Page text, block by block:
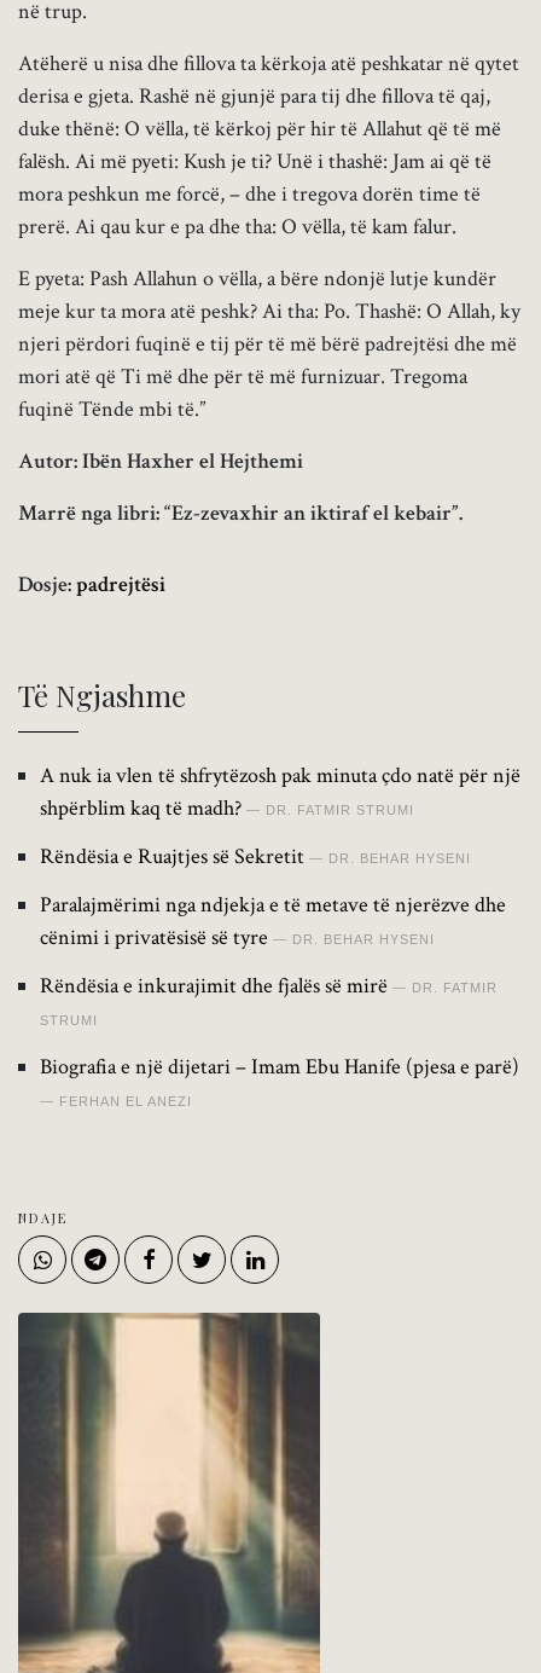
në trup.
Atëherë u nisa dhe fillova ta kërkoja atë peshkatar në qytet
derisa e gjeta. Rashë në gjunjë para tij dhe fillova të qaj,
duke thënë: O vëlla, të kërkoj për hir të Allahut që të më
falësh. Ai më pyeti: Kush je ti? Unë i thashë: Jam ai që të
mora peshkun me forcë, – dhe i tregova dorën time të
prerë. Ai qau kur e pa dhe tha: O vëlla, të kam falur.
E pyeta: Pash Allahun o vëlla, a bëre ndonjë lutje kundër
meje kur ta mora atë peshk? Ai tha: Po. Thashë: O Allah, ky
njeri përdori fuqinë e tij për të më bërë padrejtësi dhe më
mori atë që Ti më dhe për të më furnizuar. Tregoma
fuqinë Tënde mbi të.”
Autor: Ibën Haxher el Hejthemi
Marrë nga libri: “Ez-zevaxhir an iktiraf el kebair”.
Dosje:padrejtësi
Të Ngjashme
A nuk ia vlen të shfrytëzosh pak minuta çdo natë për një
shpërblim kaq të madh?
DR. FATMIR STRUMI
Rëndësia e Ruajtjes së Sekretit DR. BEHAR HYSENI
Paralajmërimi nga ndjekja e të metave të njerëzve dhe
cënimi i privatësisë së tyre
DR. BEHAR HYSENI
Rëndësia e inkurajimit dhe fjalës së mirë DR. FATMIR
STRUMI
Biografia e një dijetari – Imam Ebu Hanife (pjesa e parë)
FERHAN EL ANEZI
NDAJE